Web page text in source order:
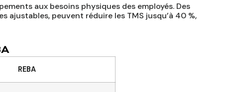
aux besoins physiques des employés. Des
ajustables, peuvent réduire les TMS jusqu’à 40 %,
REBA